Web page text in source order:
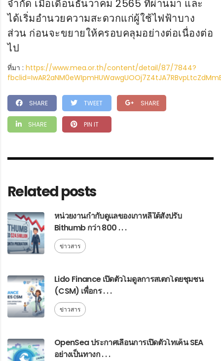
จำกัด เมื่อเดือนธันวาคม 2565 ที่ผ่านมา และ
ได้เริ่มอำนวยความสะดวกแก่ผู้ใช้ไฟฟ้าบาง
ส่วน ก่อนจะขยายให้ครอบคลุมอย่างต่อเนื่องต่อ
ไป
ที่มา : https://www.mea.or.th/content/detail/87/7844?
SHARE TWEET SHARE
SHARE PIN IT
Related posts
หน่วยงานกำกับดูแลของเกาหลีใต้สั่งปรับ
Bithumb กว่า 800 . . .
ข่าวสาร
Lido Finance เปิดตัวโมดูลการสเตกโดยชุมชน
(CSM) เพื่อกร . . .
ข่าวสาร
OpenSea ประกาศเลื่อนการเปิดตัวโทเค็น SEA
อย่างเป็นทางก . . .